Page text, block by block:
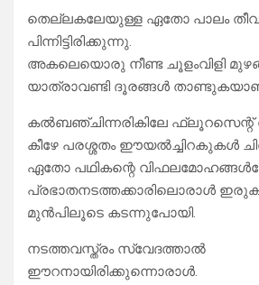
തെല്ലകലേയുള്ള ഏതോ പാലം
പിന്നിട്ടിരിക്കുന്നു.
അകലെയൊരു നീണ്ട ചൂളംവിളി
യാത്രാവണ്ടി ദൂരങ്ങൾ
കൽബഞ്ചിന്നരികിലേ ഫ്ലൂറസെന്റ്
കീഴേ പരശ്ശതം ഈയൽച്ചിറകുകൾ
ഏതോ പഥികന്റെ
പ്രഭാതനടത്തക്കാരിലൊരാൾ
മുൻപിലൂടെ കടന്നുപോയി.
നടത്തവസ്ത്രം സ്വേദത്താൽ
ഈറനായിരിക്കുന്നൊരാൾ.